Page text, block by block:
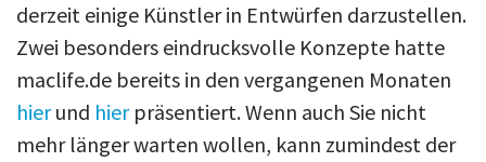
derzeit einige Künstler in Entwürfen darzustellen.
Zwei besonders eindrucksvolle Konzepte hatte
maclife.de bereits in den vergangenen Monaten
hierund hierpräsentiert. Wenn auch Sie nicht
mehr länger warten wollen, kann zumindest der